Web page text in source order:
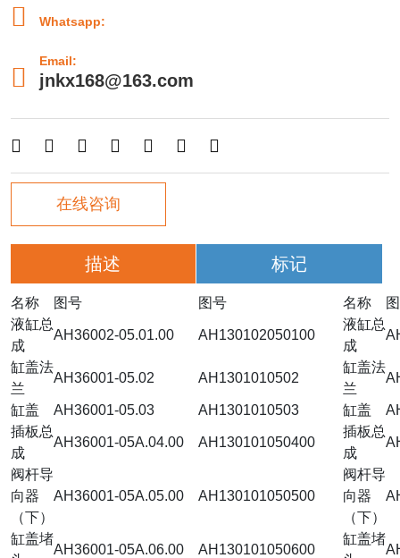
 Whatsapp:

Email:
jnkx168@163.com
      
在线咨询
描述 标记
名称 图号 图号 名称
液缸总
成
AH36002-05.01.00 AH130102050100
液缸总
成
缸盖法
兰
AH36001-05.02 AH1301010502
缸盖法
兰
缸盖 AH36001-05.03 AH1301010503 缸盖
插板总
成
AH36001-05A.04.00 AH130101050400
插板总
成
阀杆导
向器
（下）
AH36001-05A.05.00 AH130101050500
阀杆导
向器
（下）
缸盖堵
AH36001-05A.06.00 AH130101050600
缸盖堵